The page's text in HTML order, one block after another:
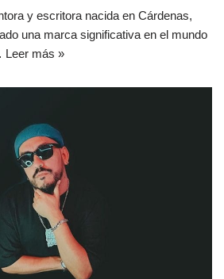
y escritora nacida en Cárdenas,
una marca significativa en el mundo
Leer más »